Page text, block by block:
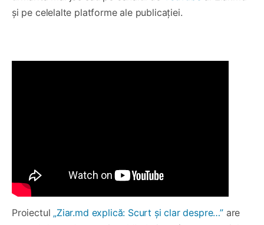
și pe celelalte platforme ale publicației.
Proiectul „Ziar.md explică: Scurt și clar despre…” are